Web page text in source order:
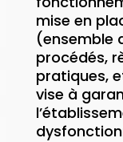
mise en
(ensemble
procédés,
pratiques,
vise à